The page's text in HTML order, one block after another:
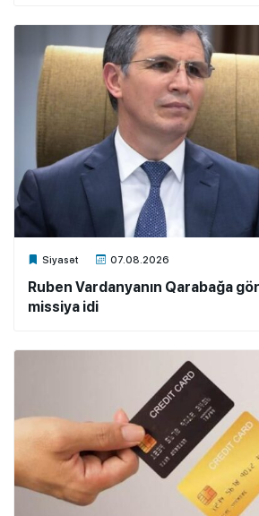
Siyasət 07.08.2026
Xalq.Online
Ruben Vardanyanın Qarabağa
missiya idi